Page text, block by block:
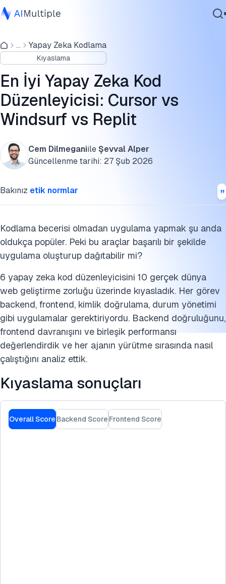
Ajanik Yapay Zeka
Siber güvenlik
Veri
Kurumsal Yazılım
Hizmetler
Bize Ulaşın
... Yapay Zeka Kodlama
Kıyaslama
En İyi Yapay Zeka Kod
Düzenleyicisi: Cursor vs
Windsurf vs Replit
Cem Dilmeganiile Şevval Alper
Güncellenme tarihi: 27 Şub 2026
Bakınız etik normlar
Kodlama becerisi olmadan uygulama yapmak şu anda
oldukça popüler. Peki bu araçlar başarılı bir şekilde
uygulama oluşturup dağıtabilir mi?
6 yapay zeka kod düzenleyicisini 10 gerçek dünya
web geliştirme zorluğu üzerinde kıyasladık. Her görev
backend, frontend, kimlik doğrulama, durum yönetimi
gibi uygulamalar gerektiriyordu. Backend doğruluğunu,
frontend davranışını ve birleşik performansı
değerlendirdik ve her ajanın yürütme sırasında nasıl
çalıştığını analiz ettik.
Kıyaslama sonuçları
Overall Score Backend Score Frontend Score
Araç içgörüleri
Araç fiyatlandırması
Metodoloji
SSS'ler
Bu benchmarkı kaynak gösterin